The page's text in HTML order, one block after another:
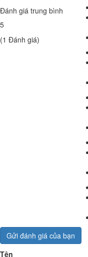
Đánh giá trung bình
5
(1 Đánh giá)
Gửi đánh giá của bạn
Tên